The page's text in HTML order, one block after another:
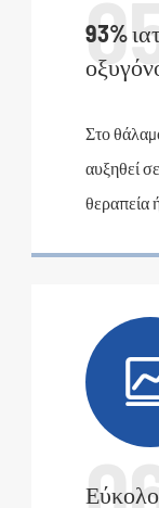
93%
Στο
αυξηθεί
θεραπεία
Εύκολο